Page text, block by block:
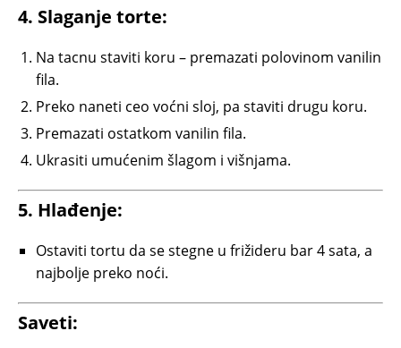
4. Slaganje torte:
Na tacnu staviti koru – premazati polovinom vanilin
fila.
Preko naneti ceo voćni sloj, pa staviti drugu koru.
Premazati ostatkom vanilin fila.
Ukrasiti umućenim šlagom i višnjama.
5. Hlađenje:
Ostaviti tortu da se stegne u frižideru bar 4 sata, a
najbolje preko noći.
Saveti: